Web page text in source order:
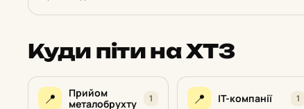
Куди піти на ХТЗ
📍
Прийом
металобрухту
1 📍 IT-компанії 1